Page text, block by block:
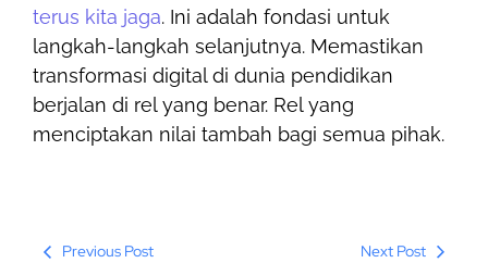
terus kita jaga. Ini adalah fondasi untuk
langkah-langkah selanjutnya. Memastikan
transformasi digital di dunia pendidikan
berjalan di rel yang benar. Rel yang
menciptakan nilai tambah bagi semua pihak.
Previous Post Next Post